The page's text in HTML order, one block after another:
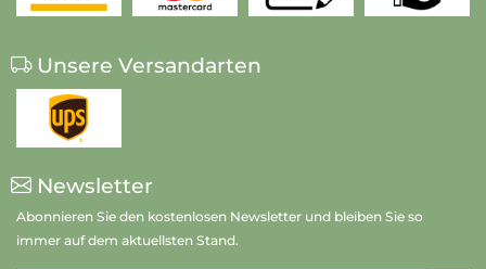
Unsere Versandarten
Newsletter
Abonnieren Sie den kostenlosen Newsletter und bleiben Sie so
immer auf dem aktuellsten Stand.